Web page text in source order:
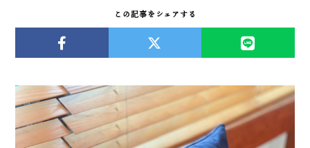
この記事をシェアする